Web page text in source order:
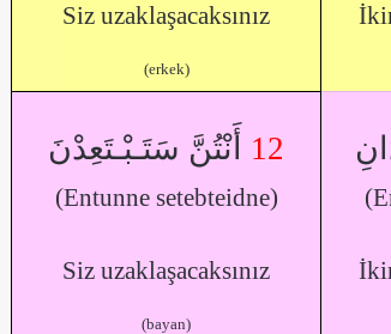
Siz uzaklaşacaksınız
(erkek)
أَنْتُنَّ سَتَـبْـتَعِدْنَ 12
(Entunne setebteidne)
Siz uzaklaşacaksınız
(bayan)